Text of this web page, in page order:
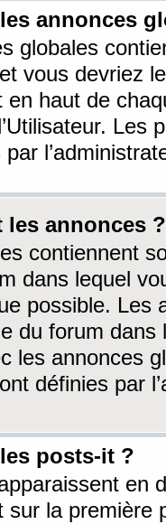
annonces
globales
vous devriez
en haut de
Les
les annonces ?
contiennent
dans lequel
possible. Les
du forum dans
les annonces
définies par
posts-it ?
en
sur la première